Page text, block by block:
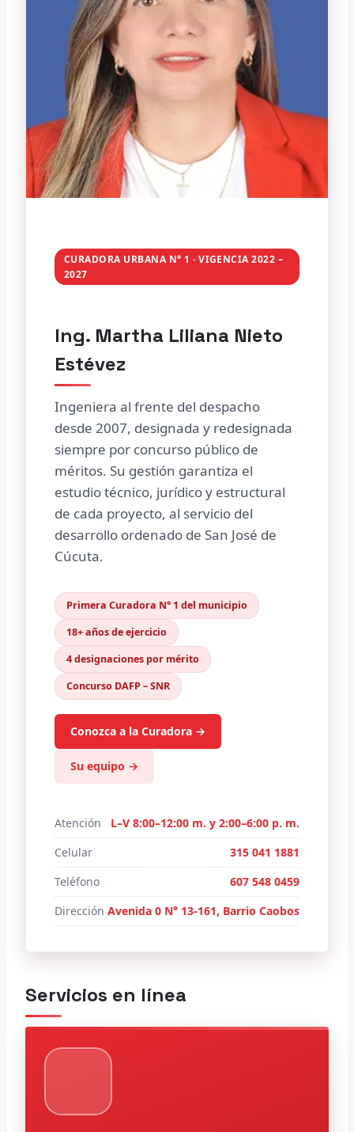
CURADORA URBANA N° 1 · VIGENCIA 2022 –
2027
Ing. Martha Liliana Nieto
Estévez
Ingeniera al frente del despacho
desde 2007, designada y redesignada
siempre por concurso público de
méritos. Su gestión garantiza el
estudio técnico, jurídico y estructural
de cada proyecto, al servicio del
desarrollo ordenado de San José de
Cúcuta.
Primera Curadora N° 1 del municipio
18+ años de ejercicio
4 designaciones por mérito
Concurso DAFP – SNR
Conozca a la Curadora →
Su equipo →
Atención
L–V 8:00–12:00 m. y 2:00–6:00 p. m.
Celular
315 041 1881
Teléfono
607 548 0459
Dirección Avenida 0 N° 13-161, Barrio Caobos
Servicios en línea